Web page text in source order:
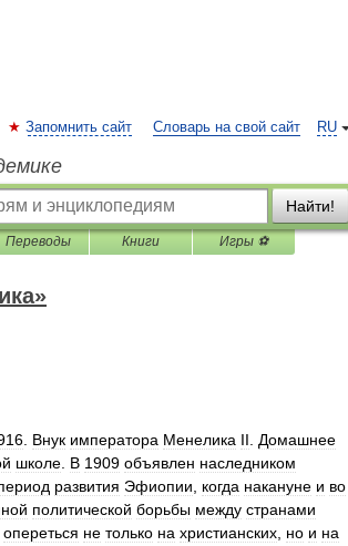
RU
Запомнить сайт Словарь на свой сайт
Найти!
Переводы Книги Игры ⚽
Внук императора Менелика II
Домашнее
школе В 1909 объявлен наследником
развития Эфиопии когда накануне и во
политической борьбы между странами
опереться не только на христианских но и на